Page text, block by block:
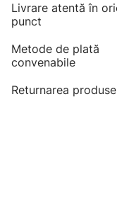
Livrare atentă în
punct
Metode de plată
convenabile
Returnarea